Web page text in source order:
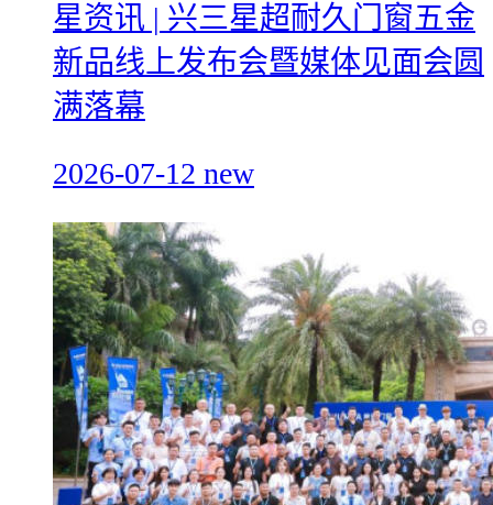
星资讯 | 兴三星超耐久门窗五金
新品线上发布会暨媒体见面会圆
满落幕
2026-07-12 new